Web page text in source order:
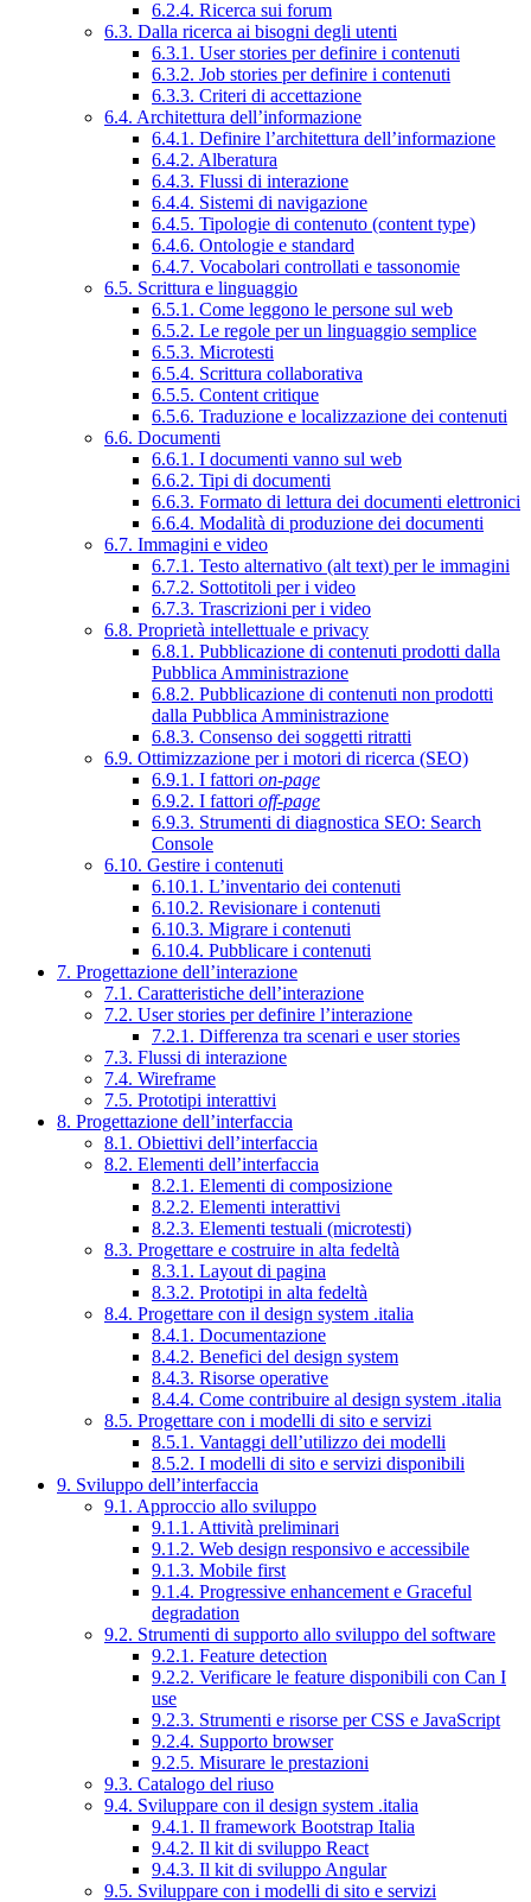
6.2.4. Ricerca sui forum
6.3. Dalla ricerca ai bisogni degli utenti
6.3.1. User stories per definire i contenuti
6.3.2. Job stories per definire i contenuti
6.3.3. Criteri di accettazione
6.4. Architettura dell’informazione
6.4.1. Definire l’architettura dell’informazione
6.4.2. Alberatura
6.4.3. Flussi di interazione
6.4.4. Sistemi di navigazione
6.4.5. Tipologie di contenuto (content type)
6.4.6. Ontologie e standard
6.4.7. Vocabolari controllati e tassonomie
6.5. Scrittura e linguaggio
6.5.1. Come leggono le persone sul web
6.5.2. Le regole per un linguaggio semplice
6.5.3. Microtesti
6.5.4. Scrittura collaborativa
6.5.5. Content critique
6.5.6. Traduzione e localizzazione dei contenuti
6.6. Documenti
6.6.1. I documenti vanno sul web
6.6.2. Tipi di documenti
6.6.3. Formato di lettura dei documenti elettronici
6.6.4. Modalità di produzione dei documenti
6.7. Immagini e video
6.7.1. Testo alternativo (alt text) per le immagini
6.7.2. Sottotitoli per i video
6.7.3. Trascrizioni per i video
6.8. Proprietà intellettuale e privacy
6.8.1. Pubblicazione di contenuti prodotti dalla
Pubblica Amministrazione
6.8.2. Pubblicazione di contenuti non prodotti
dalla Pubblica Amministrazione
6.8.3. Consenso dei soggetti ritratti
6.9. Ottimizzazione per i motori di ricerca (SEO)
6.9.1. I fattori on-page
6.9.2. I fattori off-page
6.9.3. Strumenti di diagnostica SEO: Search
Console
6.10. Gestire i contenuti
6.10.1. L’inventario dei contenuti
6.10.2. Revisionare i contenuti
6.10.3. Migrare i contenuti
6.10.4. Pubblicare i contenuti
7. Progettazione dell’interazione
7.1. Caratteristiche dell’interazione
7.2. User stories per definire l’interazione
7.2.1. Differenza tra scenari e user stories
7.3. Flussi di interazione
7.4. Wireframe
7.5. Prototipi interattivi
8. Progettazione dell’interfaccia
8.1. Obiettivi dell’interfaccia
8.2. Elementi dell’interfaccia
8.2.1. Elementi di composizione
8.2.2. Elementi interattivi
8.2.3. Elementi testuali (microtesti)
8.3. Progettare e costruire in alta fedeltà
8.3.1. Layout di pagina
8.3.2. Prototipi in alta fedeltà
8.4. Progettare con il design system .italia
8.4.1. Documentazione
8.4.2. Benefici del design system
8.4.3. Risorse operative
8.4.4. Come contribuire al design system .italia
8.5. Progettare con i modelli di sito e servizi
8.5.1. Vantaggi dell’utilizzo dei modelli
8.5.2. I modelli di sito e servizi disponibili
9. Sviluppo dell’interfaccia
9.1. Approccio allo sviluppo
9.1.1. Attività preliminari
9.1.2. Web design responsivo e accessibile
9.1.3. Mobile first
9.1.4. Progressive enhancement e Graceful
degradation
9.2. Strumenti di supporto allo sviluppo del software
9.2.1. Feature detection
9.2.2. Verificare le feature disponibili con Can I
use
9.2.3. Strumenti e risorse per CSS e JavaScript
9.2.4. Supporto browser
9.2.5. Misurare le prestazioni
9.3. Catalogo del riuso
9.4. Sviluppare con il design system .italia
9.4.1. Il framework Bootstrap Italia
9.4.2. Il kit di sviluppo React
9.4.3. Il kit di sviluppo Angular
9.5. Sviluppare con i modelli di sito e servizi